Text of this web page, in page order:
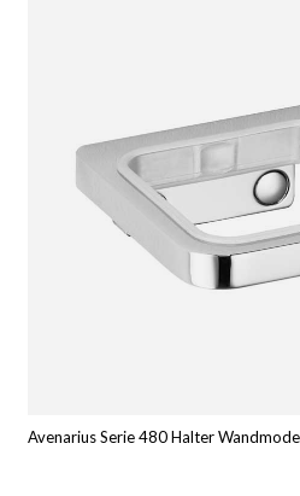
Avenarius Serie 480 Halter